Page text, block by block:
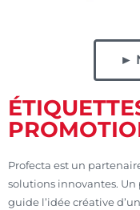
►
Profecta est un
solutions innovantes. Un
guide l’idée créative